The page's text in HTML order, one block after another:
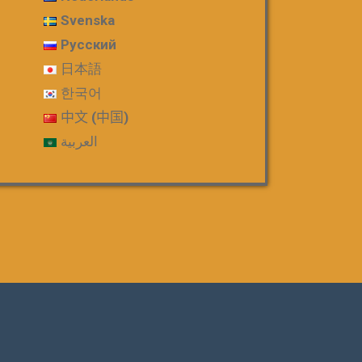
Svenska
Русский
日本語
한국어
中文 (中国)
العربية